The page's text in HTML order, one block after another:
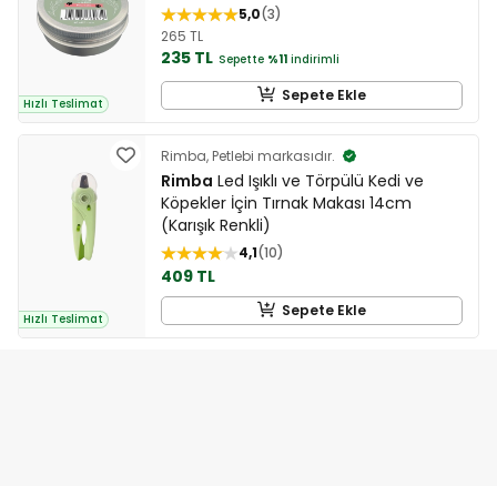
Hızlı Teslimat
5,0 3
265 TL
235 TL Sepette %11 indirimli
Sepete Ekle
Hızlı Teslimat
Rimba, Petlebi markasıdır.
Rimba Led Işıklı ve Törpülü Kedi ve
Köpekler İçin Tırnak Makası 14cm
(Karışık Renkli)
4,1 10
409 TL
Sepete Ekle